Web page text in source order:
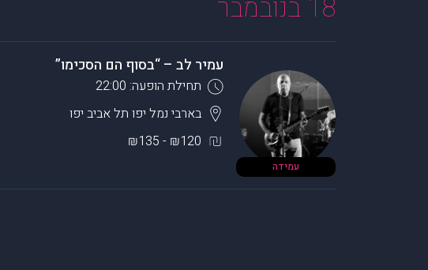
18 בנובמבר
עמידה
עמיר לב – “בסוף הם הסכימו”
תחילת הופעה: 22:00
בארבי נמל יפו תל אביב יפו
₪120 - ₪135